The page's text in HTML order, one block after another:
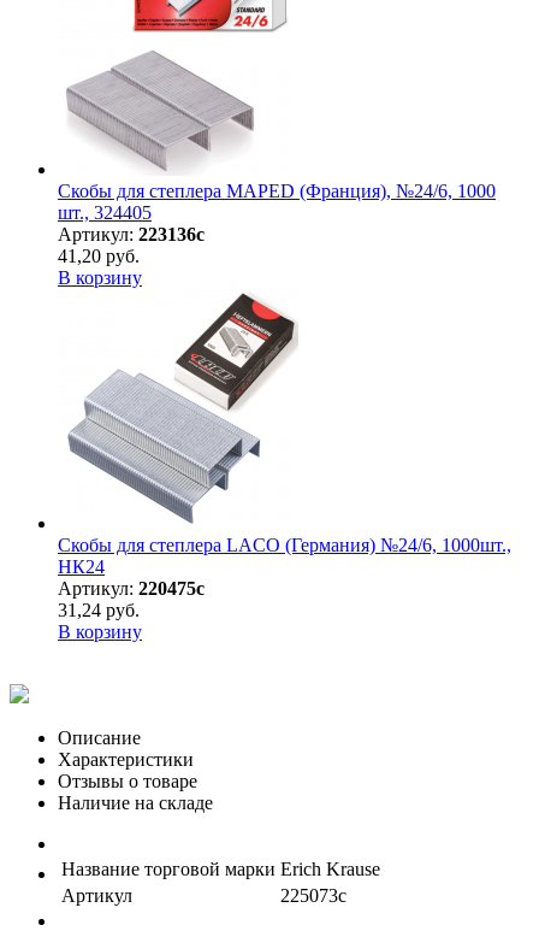
Скобы для степлера MAPED (Франция), №24/6, 1000
шт., 324405
Артикул: 223136с
41,20 руб.
В корзину
Скобы для степлера LACO (Германия) №24/6, 1000шт.,
НК24
Артикул: 220475с
31,24 руб.
В корзину
Описание
Характеристики
Отзывы о товаре
Наличие на складе
Название торговой марки Erich Krause
Артикул
225073с